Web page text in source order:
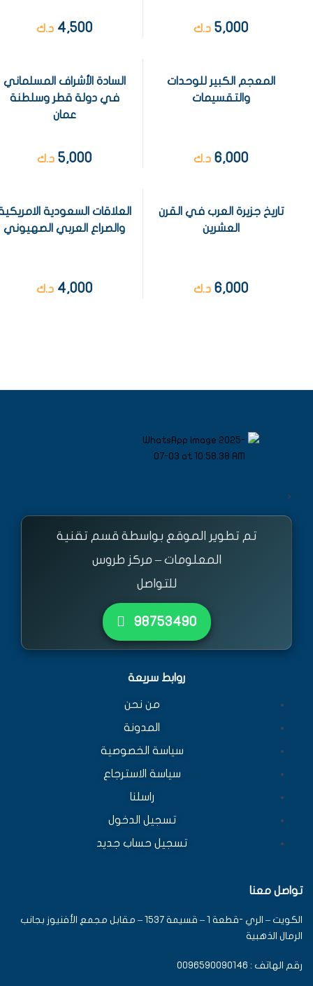
5,000 د.ك 4,500 د.ك
المعجم الكبير للوحدات
والتقسيمات
6,000 د.ك
السادة الأشراف المسلماني
في دولة قطر وسلطنة
عمان
5,000 د.ك
تاريخ جزيرة العرب في القرن
العشرين
6,000 د.ك
العلاقات السعودية
والصراع العربي الصهيوني
4,000 د.ك
<
تم تطوير الموقع بواسطة قسم تقنية
المعلومات – مركز طروس
للتواصل
٩٨٧٥٣٤٩٠
روابط سريعة
من نحن
المدونة
سياسة الخصوصية
سياسة الاسترجاع
راسلنا
تسجيل الدخول
تسجيل حساب جديد
تواصل معنا
الكويت – الري -قطعة 1 – قسيمة 1537 – مقابل مجمع الأفنيوز بجانب
الرمال الذهبية
رقم الهاتف : 0096590090146